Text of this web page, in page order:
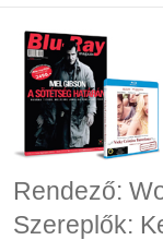
Rendező:
Szereplők: